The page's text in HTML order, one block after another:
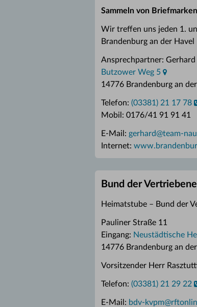
Sammeln von
Wir treffen uns jeden 1.
Brandenburg an der Havel
Ansprechpartner: Gerhard
Butzower Weg 5
14776 Brandenburg an der
Telefon: (03381) 21 17 78
Mobil: 0176/41 91 91 41
E-Mail: gerhard@team-
Internet:
Bund der
Heimatstube – Bund der
Pauliner Straße 11
Eingang: Neustädtische
14776 Brandenburg an der
Vorsitzender Herr
Telefon: (03381) 21 29 22
E-Mail: bdv-kvpm@